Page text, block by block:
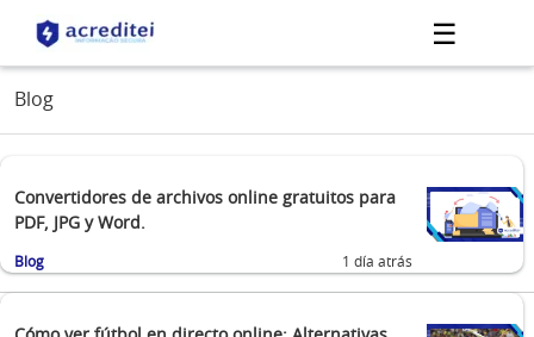
☰
Blog
Convertidores de archivos online gratuitos para
PDF, JPG y Word.
Blog 1 día atrás